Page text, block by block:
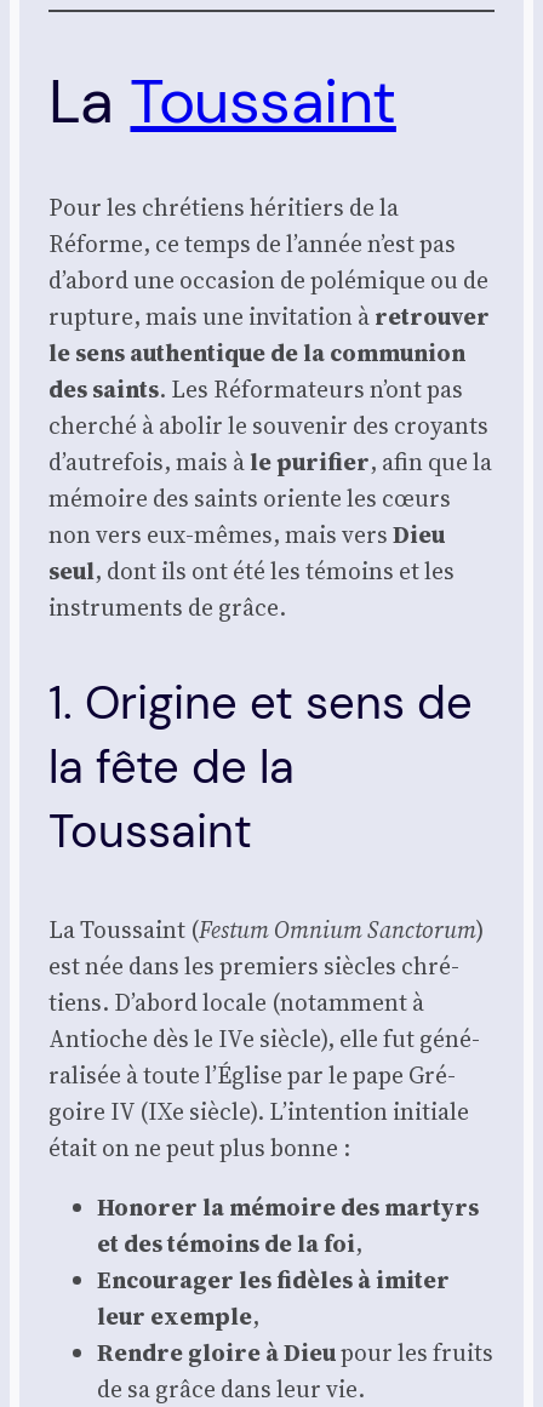
La Toussaint
Pour les chré­tiens héri­tiers de la
Réforme, ce temps de l’année n’est pas
d’abord une occa­sion de polé­mique ou de
rup­ture, mais une invi­ta­tion àretrou­ver
le sens authen­tique de la com­mu­nion
des saints. Les Réfor­ma­teurs n’ont pas
cher­ché à abo­lir le sou­ve­nir des croyants
d’autrefois, mais àle puri­fier, afin que la
mémoire des saints oriente les cœurs
non vers eux-mêmes, mais versDieu
seul, dont ils ont été les témoins et les
ins­tru­ments de grâce.
1. Origine et sens de
la fête de la
Toussaint
La Tous­saint (Fes­tum Omnium Sanc­to­rum)
est née dans les pre­miers siècles chré­
tiens. D’abord locale (notam­ment à
Antioche dès le IVe siècle), elle fut géné­
ra­li­sée à toute l’Église par le pape Gré­
goire IV (IXe siècle). L’intention ini­tiale
était on ne peut plus bonne :
Hono­rer la mémoire des mar­tyrs
et des témoins de la foi,
Encou­ra­ger les fidèles à imi­ter
leur exemple,
Rendre gloire à Dieupour les fruits
de sa grâce dans leur vie.